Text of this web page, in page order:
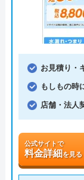
お見積り・
もしもの時
店舗・法人
公式サイトで
料金詳細を見る